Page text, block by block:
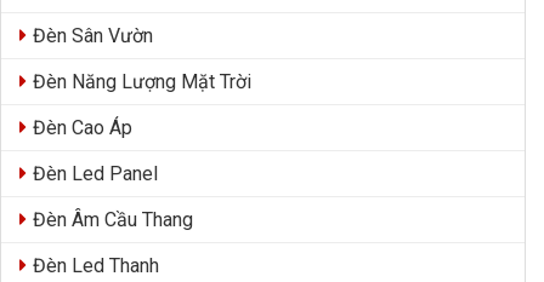
Đèn Sân Vườn
Đèn Năng Lượng Mặt Trời
Đèn Cao Áp
Đèn Led Panel
Đèn Âm Cầu Thang
Đèn Led Thanh